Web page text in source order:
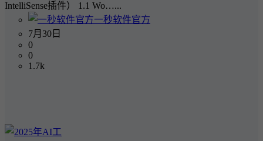
IntelliSense插件） 1.1 Wo…...
一秒软件官方
7月30日
0
0
1.7k